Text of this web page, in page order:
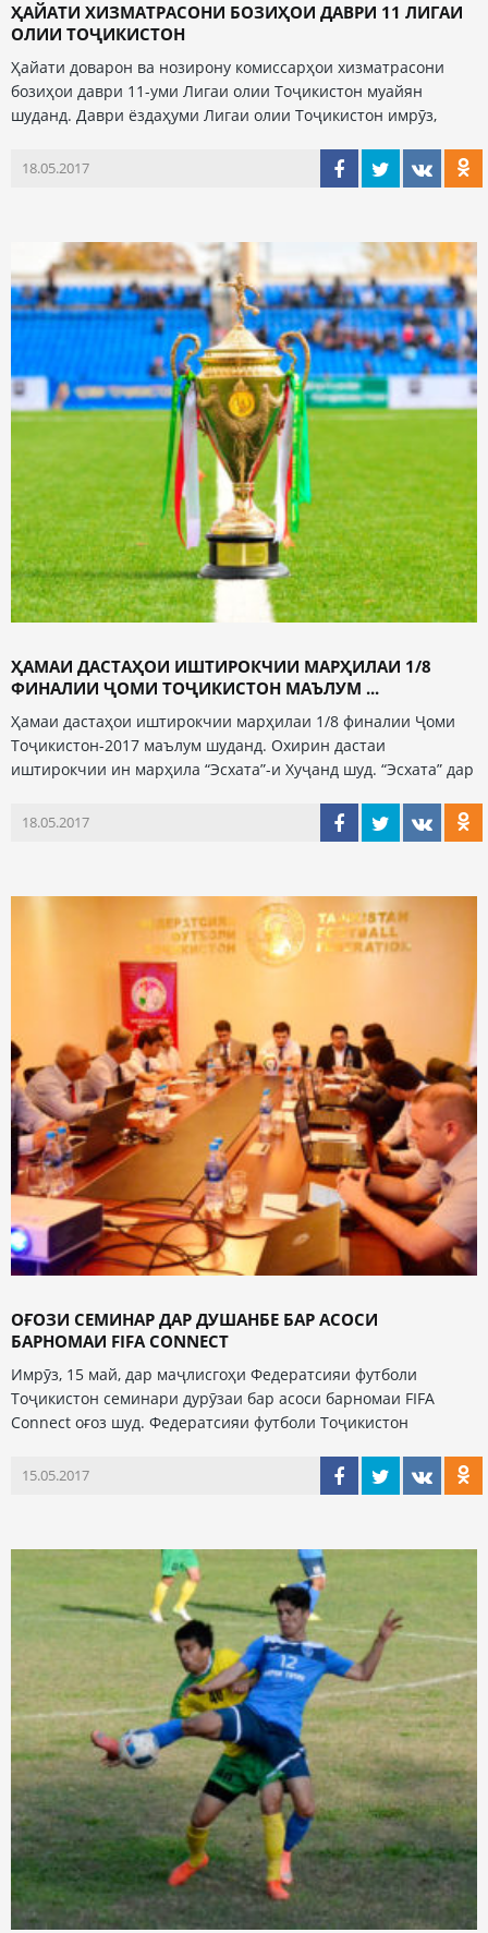
ҲАЙАТИ ХИЗМАТРАСОНИ БОЗИҲОИ ДАВРИ 11 ЛИГАИ
ОЛИИ ТОҶИКИСТОН
Ҳайати доварон ва нозирону комиссарҳои хизматрасони
бозиҳои даври 11-уми Лигаи олии Тоҷикистон муайян
шуданд. Даври ёздаҳуми Лигаи олии Тоҷикистон имрӯз,
18.05.2017
ҲАМАИ ДАСТАҲОИ ИШТИРОКЧИИ МАРҲИЛАИ 1/8
ФИНАЛИИ ҶОМИ ТОҶИКИСТОН МАЪЛУМ ...
Ҳамаи дастаҳои иштирокчии марҳилаи 1/8 финалии Ҷоми
Тоҷикистон-2017 маълум шуданд. Охирин дастаи
иштирокчии ин марҳила “Эсхата”-и Хуҷанд шуд. “Эсхата” дар
18.05.2017
ОҒОЗИ СЕМИНАР ДАР ДУШАНБЕ БАР АСОСИ
БАРНОМАИ FIFA CONNECT
Имрӯз, 15 май, дар маҷлисгоҳи Федератсияи футболи
Тоҷикистон семинари дурӯзаи бар асоси барномаи FIFA
Connect оғоз шуд. Федератсияи футболи Тоҷикистон
15.05.2017